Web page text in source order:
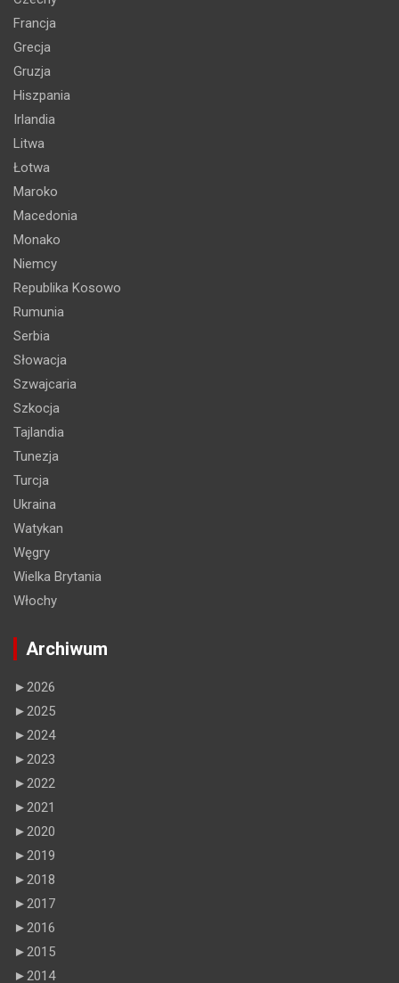
Francja
Grecja
Gruzja
Hiszpania
Irlandia
Litwa
Łotwa
Maroko
Macedonia
Monako
Niemcy
Republika Kosowo
Rumunia
Serbia
Słowacja
Szwajcaria
Szkocja
Tajlandia
Tunezja
Turcja
Ukraina
Watykan
Węgry
Wielka Brytania
Włochy
Archiwum
►2026
►2025
►2024
►2023
►2022
►2021
►2020
►2019
►2018
►2017
►2016
►2015
►2014